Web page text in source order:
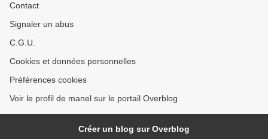
Contact
Signaler un abus
C.G.U.
Cookies et données personnelles
Préférences cookies
Voir le profil de manel sur le portail Overblog
Créer un blog sur Overblog